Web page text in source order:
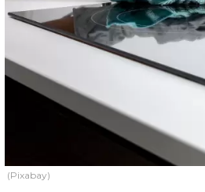
(Pixabay)